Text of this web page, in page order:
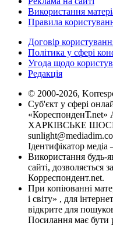
Використання
Правила
Договір
Політика у сфері
Угода щодо
Редакція
© 2000-2026,
Суб'єкт у сфері
«КореспонденТ.net»
ХАРКІВСЬКЕ ШОСЕ,
Ідентифікатор
Використання будь-
сайті, дозволяється
Корреспондент.net.
При копіюванні
і світу» , для
відкрите для
Посилання має бути